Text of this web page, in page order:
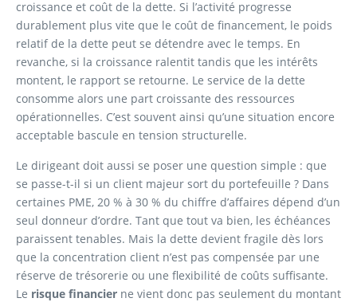
croissance et coût de la dette. Si l’activité progresse
durablement plus vite que le coût de financement, le poids
relatif de la dette peut se détendre avec le temps. En
revanche, si la croissance ralentit tandis que les intérêts
montent, le rapport se retourne. Le service de la dette
consomme alors une part croissante des ressources
opérationnelles. C’est souvent ainsi qu’une situation encore
acceptable bascule en tension structurelle.
Le dirigeant doit aussi se poser une question simple : que
se passe-t-il si un client majeur sort du portefeuille ? Dans
certaines PME, 20 % à 30 % du chiffre d’affaires dépend d’un
seul donneur d’ordre. Tant que tout va bien, les échéances
paraissent tenables. Mais la dette devient fragile dès lors
que la concentration client n’est pas compensée par une
réserve de trésorerie ou une flexibilité de coûts suffisante.
Le risque financier ne vient donc pas seulement du montant